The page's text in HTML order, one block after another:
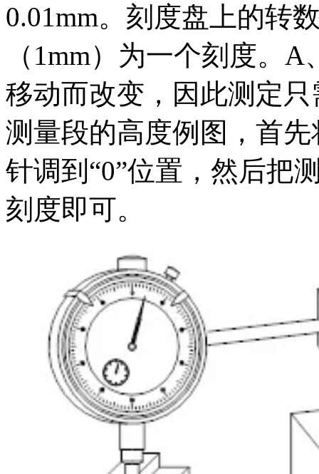
0.01mm。刻度盘上的转
（1mm）为一个刻度。
移动而改变，因此测定
测量段的高度例图，首
针调到“0”位置，然后把
刻度即可。